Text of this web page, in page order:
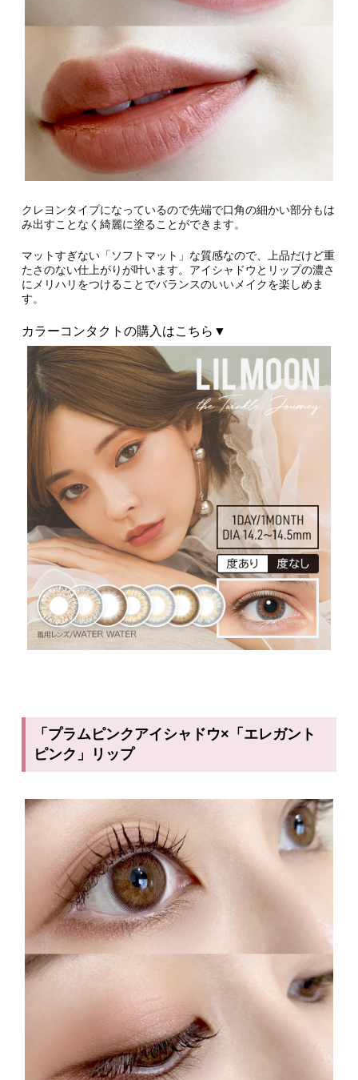
クレヨンタイプになっているので先端で口角の細かい部分もは
み出すことなく綺麗に塗ることができます。
マットすぎない「ソフトマット」な質感なので、上品だけど重
たさのない仕上がりが叶います。アイシャドウとリップの濃さ
にメリハリをつけることでバランスのいいメイクを楽しめま
す。
カラーコンタクトの購入はこちら▼
「プラムピンクアイシャドウ×「エレガント
ピンク」リップ